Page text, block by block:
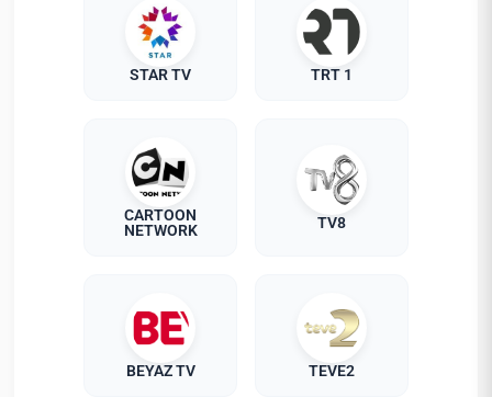
STAR TV TRT 1
CARTOON
NETWORK
TV8
BEYAZ TV TEVE2